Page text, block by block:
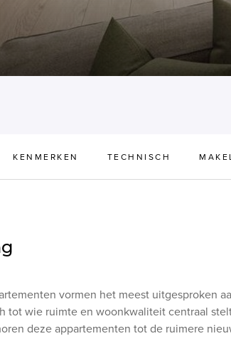
KENMERKEN TECHNISCH
vormen het meest uitgesproken
tot wie ruimte en woonkwaliteit centraal
deze appartementen tot de ruimere